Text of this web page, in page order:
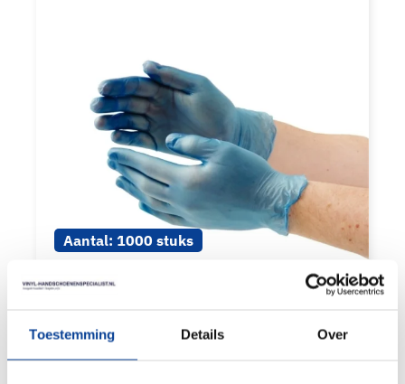
Toestemming Details Over
Aantal: 1000 stuks